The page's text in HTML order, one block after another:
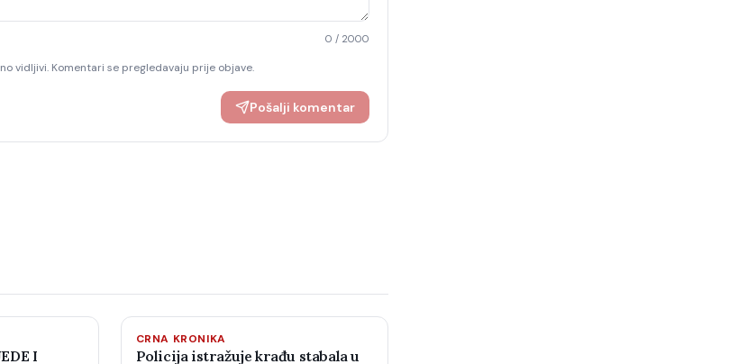
0 / 2000
vidljivi. Komentari se pregledavaju prije objave.
Pošalji komentar
I
CRNA KRONIKA
Policija istražuje krađu stabala u